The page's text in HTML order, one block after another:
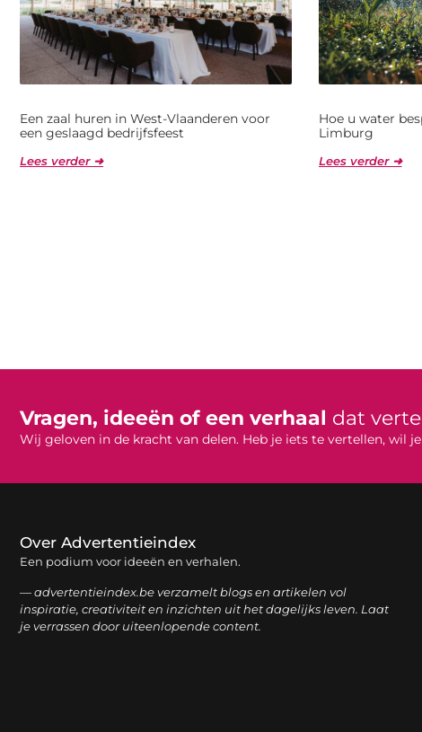
Een zaal huren in West-Vlaanderen voor
een geslaagd bedrijfsfeest
Lees verder ➜
Hoe u water
Limburg
Lees verder ➜
Vragen, ideeën of een verhaal dat
Wij geloven in de kracht van delen. Heb je iets te vertellen, wil
Over Advertentieindex
Een podium voor ideeën en verhalen.
— advertentieindex.be verzamelt blogs en artikelen vol
inspiratie, creativiteit en inzichten uit het dagelijks leven. Laat
je verrassen door uiteenlopende content.